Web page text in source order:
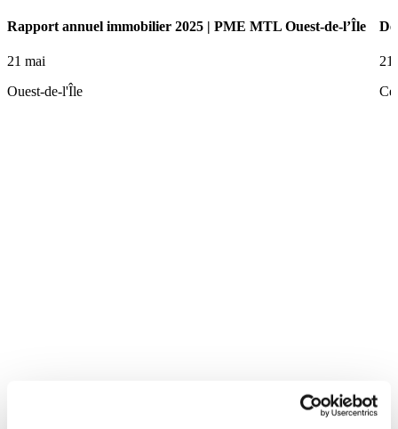
Rapport annuel immobilier 2025 | PME MTL Ouest-de-l’Île
21 mai
Ouest-de-l'Île
21